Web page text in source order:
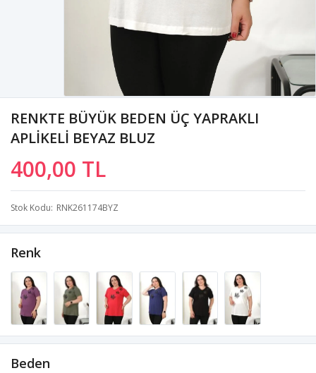
RENKTE BÜYÜK BEDEN ÜÇ YAPRAKLI
APLİKELİ BEYAZ BLUZ
400,00 TL
Stok Kodu RNK261174BYZ
Renk
Beden